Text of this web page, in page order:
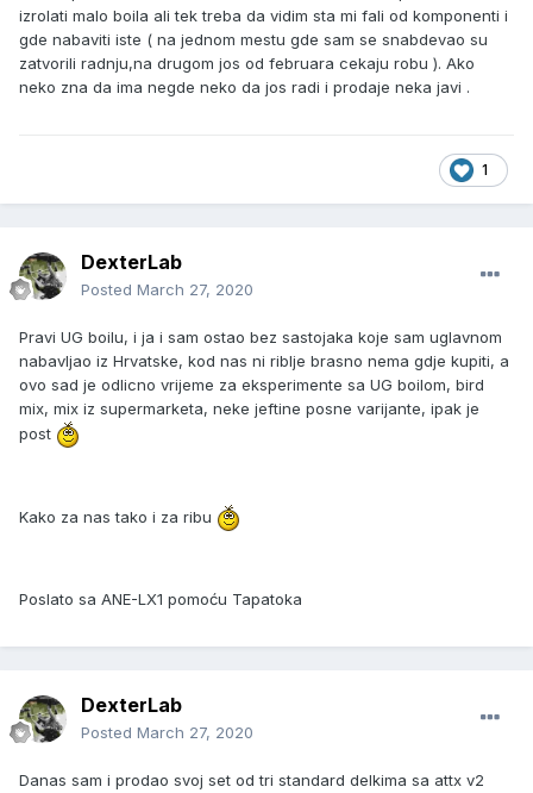
izrolati malo boila ali tek treba da vidim sta mi fali od komponenti i
gde nabaviti iste ( na jednom mestu gde sam se snabdevao su
zatvorili radnju,na drugom jos od februara cekaju robu ). Ako
neko zna da ima negde neko da jos radi i prodaje neka javi .
1
DexterLab
Posted March 27, 2020
Pravi UG boilu, i ja i sam ostao bez sastojaka koje sam uglavnom
nabavljao iz Hrvatske, kod nas ni riblje brasno nema gdje kupiti, a
ovo sad je odlicno vrijeme za eksperimente sa UG boilom, bird
mix, mix iz supermarketa, neke jeftine posne varijante, ipak je
post
Kako za nas tako i za ribu
Poslato sa ANE-LX1 pomoću Tapatoka
DexterLab
Posted March 27, 2020
Danas sam i prodao svoj set od tri standard delkima sa attx v2